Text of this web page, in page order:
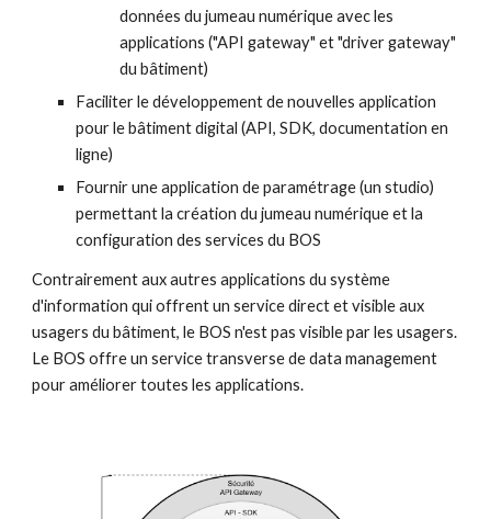
données du jumeau numérique avec les
applications ("API gateway" et "driver gateway"
du bâtiment)
Faciliter le développement de nouvelles application
pour le bâtiment digital (API, SDK, documentation en
ligne)
Fournir une application de paramétrage (un studio)
permettant la création du jumeau numérique et la
configuration des services du BOS
Contrairement aux autres applications du système
d'information qui offrent un service direct et visible aux
usagers du bâtiment, le BOS n'est pas visible par les usagers.
Le BOS offre un service transverse de data management
pour améliorer toutes les applications.